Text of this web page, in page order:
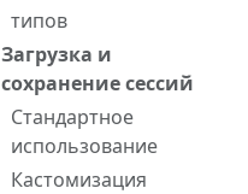
типов
Загрузка и
сохранение сессий
Стандартное
использование
Кастомизация